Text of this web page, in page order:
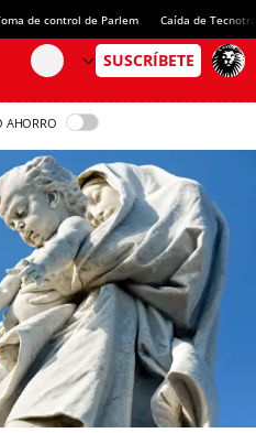
de control de Parlem Caída de
AHORRO